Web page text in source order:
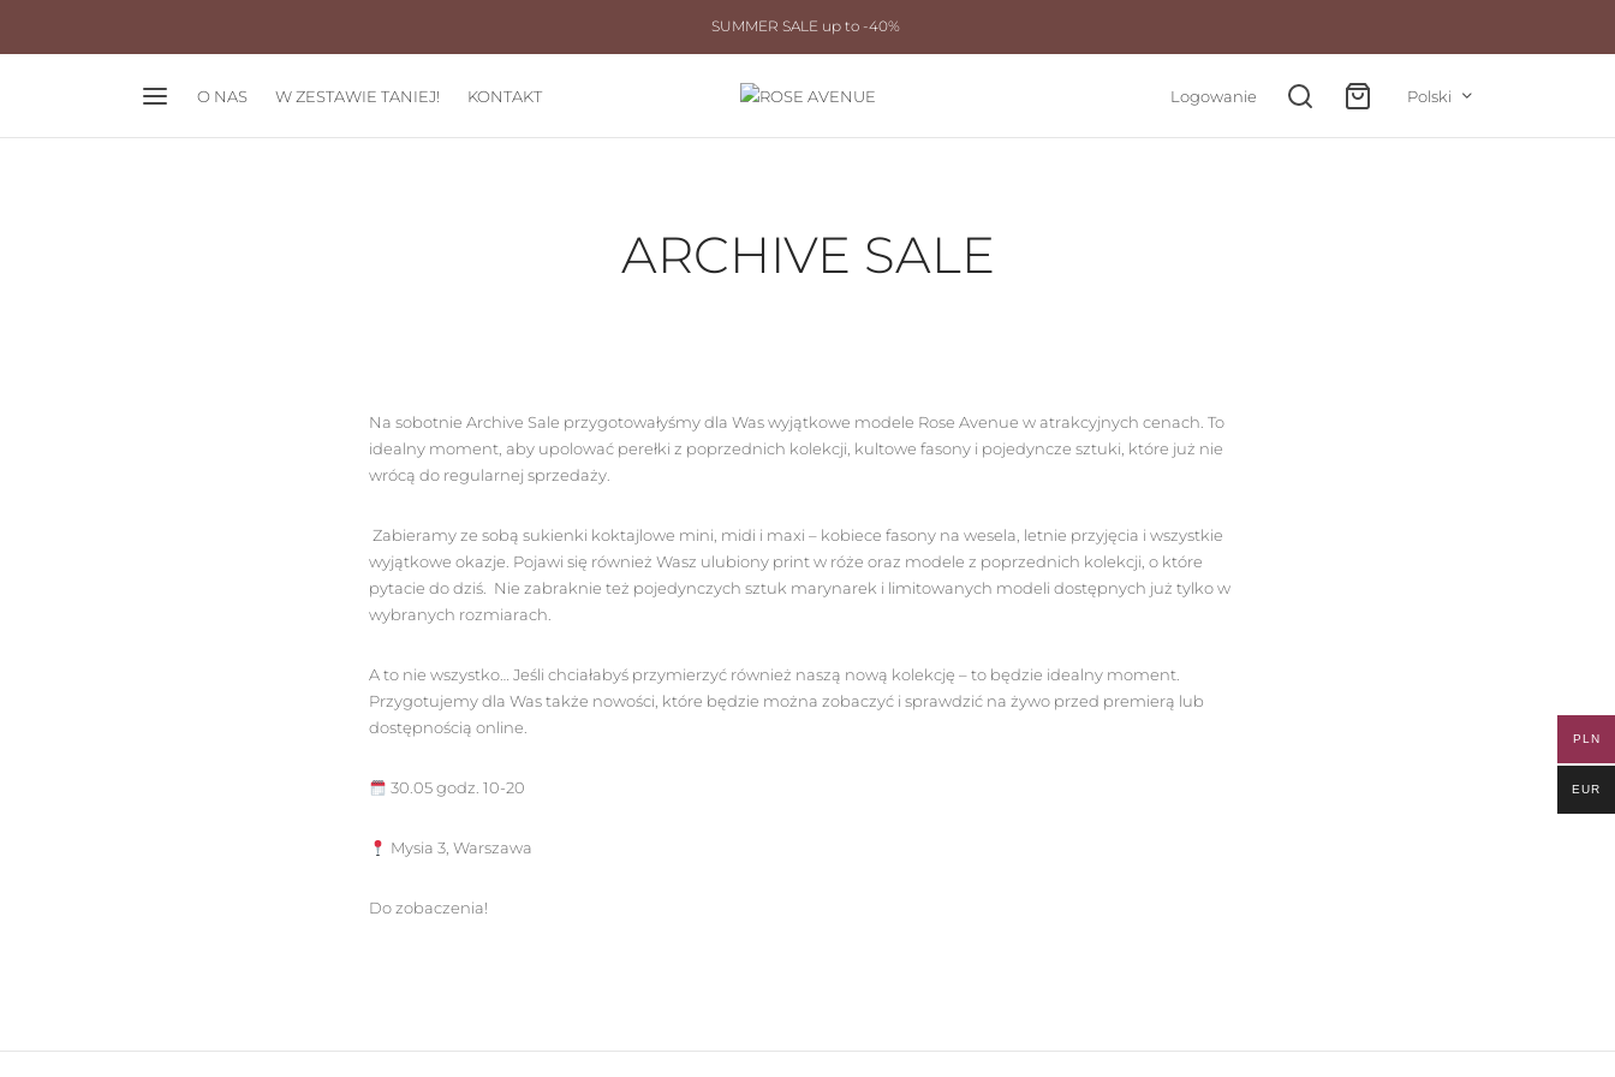
SUMMER SALE up to -40%
O NAS W ZESTAWIE TANIEJ! KONTAKT Logowanie Polski
ARCHIVE SALE
Na sobotnie Archive Sale przygotowałyśmy dla Was wyjątkowe modele Rose Avenue w atrakcyjnych cenach. To
idealny moment, aby upolować perełki z poprzednich kolekcji, kultowe fasony i pojedyncze sztuki, które już nie
wrócą do regularnej sprzedaży.
Zabieramy ze sobą sukienki koktajlowe mini, midi i maxi – kobiece fasony na wesela, letnie przyjęcia i wszystkie
wyjątkowe okazje. Pojawi się również Wasz ulubiony print w róże oraz modele z poprzednich kolekcji, o które
pytacie do dziś. Nie zabraknie też pojedynczych sztuk marynarek i limitowanych modeli dostępnych już tylko w
wybranych rozmiarach.
A to nie wszystko… Jeśli chciałabyś przymierzyć również naszą nową kolekcję – to będzie idealny moment.
Przygotujemy dla Was także nowości, które będzie można zobaczyć i sprawdzić na żywo przed premierą lub
dostępnością online.
30.05 godz. 10-20
Mysia 3, Warszawa
Do zobaczenia!
PLN
EUR